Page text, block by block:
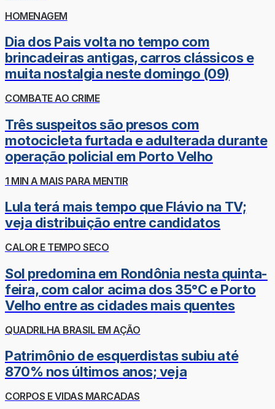
HOMENAGEM
Dia dos Pais volta no tempo com
brincadeiras antigas, carros clássicos e
muita nostalgia neste domingo (09)
COMBATE AO CRIME
Três suspeitos são presos com
motocicleta furtada e adulterada durante
operação policial em Porto Velho
1 MIN A MAIS PARA MENTIR
Lula terá mais tempo que Flávio na TV;
veja distribuição entre candidatos
CALOR E TEMPO SECO
Sol predomina em Rondônia nesta quinta-
feira, com calor acima dos 35°C e Porto
Velho entre as cidades mais quentes
QUADRILHA BRASIL EM AÇÃO
Patrimônio de esquerdistas subiu até
870% nos últimos anos; veja
CORPOS E VIDAS MARCADAS